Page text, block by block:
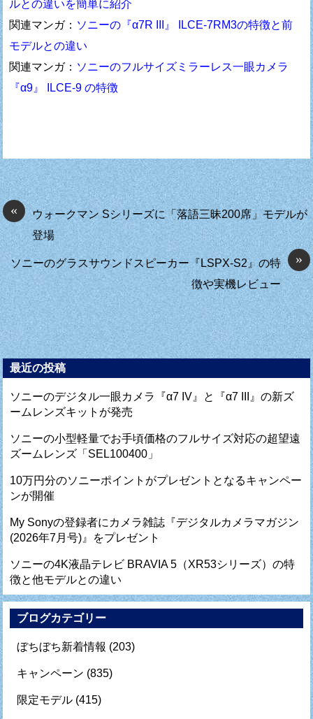
ルとの違いを簡単に紹介
関連マンガ： ソニーの『α7R III』 ILCE-7RM3の特徴と前
モデルとの違い
関連マンガ： ソニーのフルサイズミラーレス一眼カメラ
『α9』 ILCE-9 の特徴
«
ウォークマン Sシリーズに「落語三昧200席」モデルが
登場
»
ソニーのグラスサウンドスピーカー『LSPX-S2』の特
徴や実機レビュー
最近の投稿
ソニーのデジタル一眼カメラ『α7 IV』と『α7 III』の新ズ
ームレンズキットが発売
ソニーの小型軽量でお手頃価格のフルサイズ対応の超望遠
ズームレンズ「SEL100400」
10万円分のソニーポイントがプレゼントとなるキャンペー
ンが開催
My Sonyの登録者にカメラ雑誌『デジタルカメラマガジン
(2026年7月号)』をプレゼント
ソニーの4K液晶テレビ BRAVIA 5（XR53シリーズ）の特
徴と他モデルとの違い
ブログカテゴリー
ぼちぼち新着情報 (203)
キャンペーン (835)
限定モデル (415)